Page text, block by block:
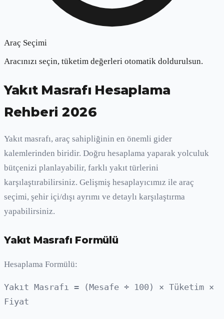
Araç Seçimi
Aracınızı seçin, tüketim değerleri otomatik doldurulsun.
Yakıt Masrafı Hesaplama
Rehberi 2026
Yakıt masrafı, araç sahipliğinin en önemli gider
kalemlerinden biridir. Doğru hesaplama yaparak yolculuk
bütçenizi planlayabilir, farklı yakıt türlerini
karşılaştırabilirsiniz. Gelişmiş hesaplayıcımız ile araç
seçimi, şehir içi/dışı ayrımı ve detaylı karşılaştırma
yapabilirsiniz.
Yakıt Masrafı Formülü
Hesaplama Formülü:
Yakıt Masrafı = (Mesafe ÷ 100) × Tüketim ×
Fiyat